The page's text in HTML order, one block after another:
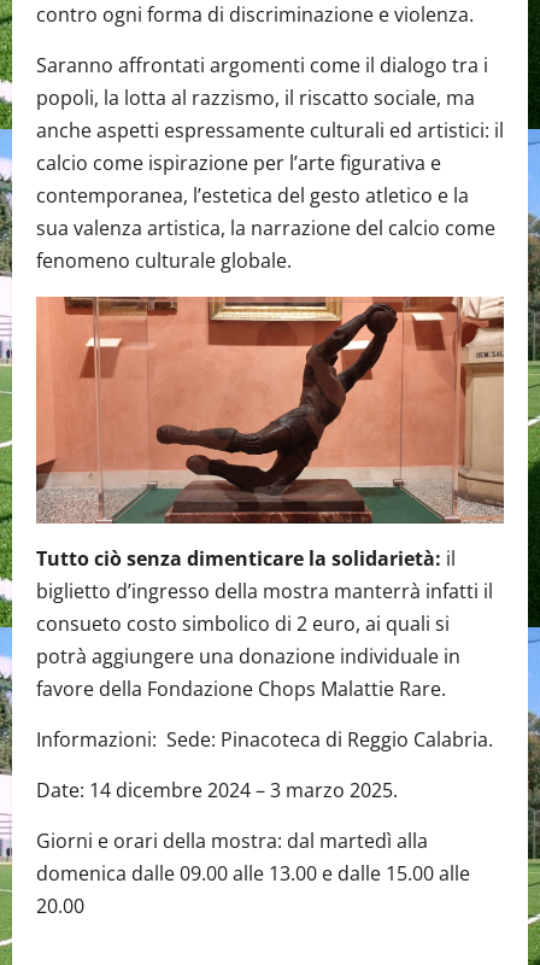
contro ogni forma di discriminazione e violenza.
Saranno affrontati argomenti come il dialogo tra i
popoli, la lotta al razzismo, il riscatto sociale, ma
anche aspetti espressamente culturali ed artistici: il
calcio come ispirazione per l’arte figurativa e
contemporanea, l’estetica del gesto atletico e la
sua valenza artistica, la narrazione del calcio come
fenomeno culturale globale.
Tutto ciò senza dimenticare la solidarietà: il
biglietto d’ingresso della mostra manterrà infatti il
consueto costo simbolico di 2 euro, ai quali si
potrà aggiungere una donazione individuale in
favore della Fondazione Chops Malattie Rare.
Informazioni: Sede: Pinacoteca di Reggio Calabria.
Date: 14 dicembre 2024 – 3 marzo 2025.
Giorni e orari della mostra: dal martedì alla
domenica dalle 09.00 alle 13.00 e dalle 15.00 alle
20.00